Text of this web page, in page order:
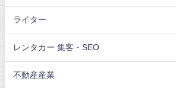
ライター
レンタカー 集客・SEO
不動産産業